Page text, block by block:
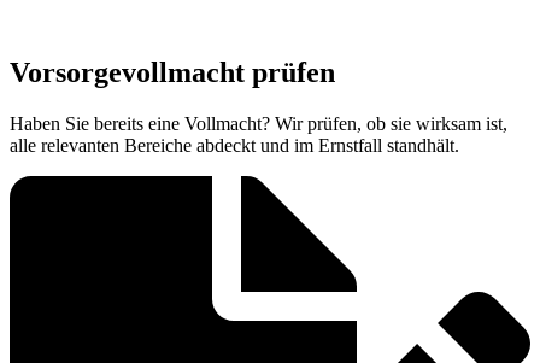
Vorsorgevollmacht prüfen
Haben Sie bereits eine Vollmacht? Wir prüfen, ob sie wirksam ist,
alle relevanten Bereiche abdeckt und im Ernstfall standhält.